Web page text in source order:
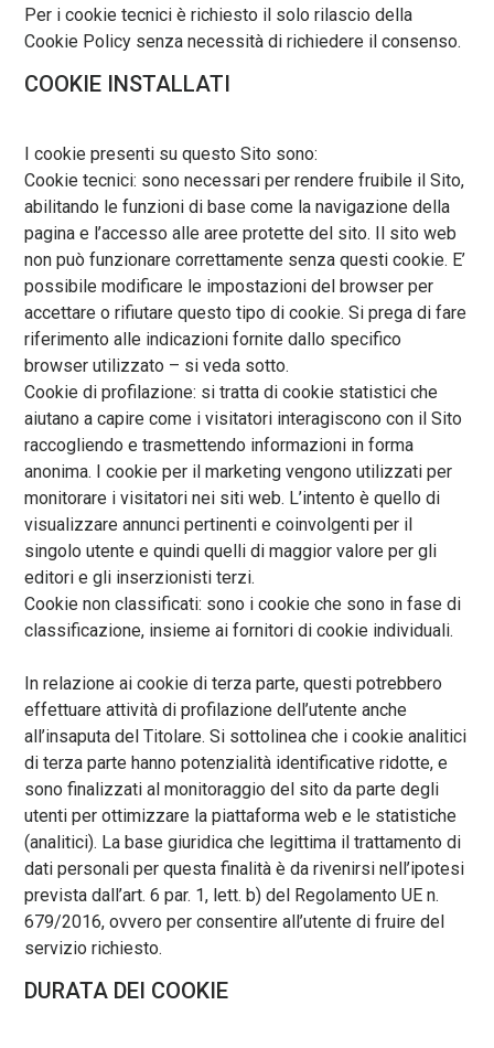
Per i cookie tecnici è richiesto il solo rilascio della
Cookie Policy senza necessità di richiedere il consenso.
COOKIE INSTALLATI
I cookie presenti su questo Sito sono:
Cookie tecnici: sono necessari per rendere fruibile il Sito,
abilitando le funzioni di base come la navigazione della
pagina e l’accesso alle aree protette del sito. Il sito web
non può funzionare correttamente senza questi cookie. E’
possibile modificare le impostazioni del browser per
accettare o rifiutare questo tipo di cookie. Si prega di fare
riferimento alle indicazioni fornite dallo specifico
browser utilizzato – si veda sotto.
Cookie di profilazione: si tratta di cookie statistici che
aiutano a capire come i visitatori interagiscono con il Sito
raccogliendo e trasmettendo informazioni in forma
anonima. I cookie per il marketing vengono utilizzati per
monitorare i visitatori nei siti web. L’intento è quello di
visualizzare annunci pertinenti e coinvolgenti per il
singolo utente e quindi quelli di maggior valore per gli
editori e gli inserzionisti terzi.
Cookie non classificati: sono i cookie che sono in fase di
classificazione, insieme ai fornitori di cookie individuali.
In relazione ai cookie di terza parte, questi potrebbero
effettuare attività di profilazione dell’utente anche
all’insaputa del Titolare. Si sottolinea che i cookie analitici
di terza parte hanno potenzialità identificative ridotte, e
sono finalizzati al monitoraggio del sito da parte degli
utenti per ottimizzare la piattaforma web e le statistiche
(analitici). La base giuridica che legittima il trattamento di
dati personali per questa finalità è da rivenirsi nell’ipotesi
prevista dall’art. 6 par. 1, lett. b) del Regolamento UE n.
679/2016, ovvero per consentire all’utente di fruire del
servizio richiesto.
DURATA DEI COOKIE